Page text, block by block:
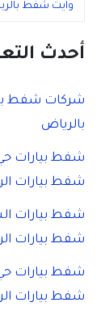
وايت شفط
أحدث
شركات شفط
بالرياض
شفط بيارات
شفط بيارات
شفط بيارات
شفط بيارات
شفط بيارات
شفط بيارات